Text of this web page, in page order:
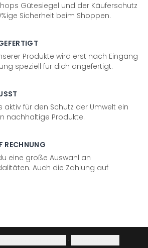
Gütesiegel und der Käuferschutz
Sicherheit beim Shoppen.
Produkte wird erst nach Eingang
speziell für dich angefertigt.
aktiv für den Schutz der Umwelt ein
nachhaltige Produkte.
RECHNUNG
eine große Auswahl an
Auch die Zahlung auf
·